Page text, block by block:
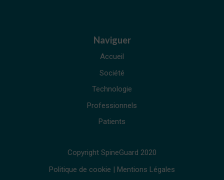
Naviguer
Accueil
Société
Technologie
Professionnels
Patients
Copyright SpineGuard 2020
Politique de cookie | Mentions Légales